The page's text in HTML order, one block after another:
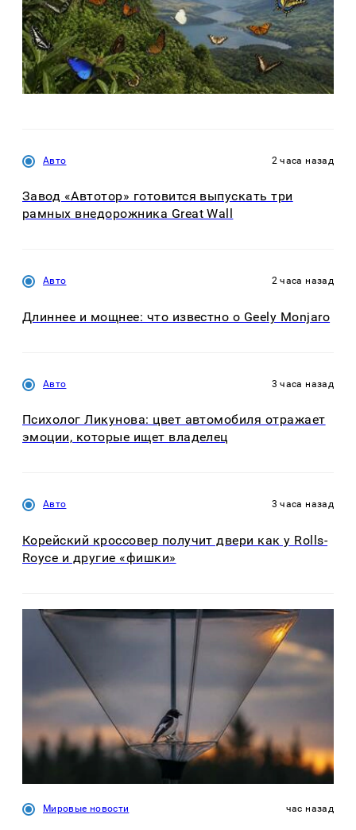
Авто 2 часа назад
Завод «Автотор» готовится выпускать три
рамных внедорожника Great Wall
Авто 2 часа назад
Длиннее и мощнее: что известно о Geely Monjaro
Авто 3 часа назад
Психолог Ликунова: цвет автомобиля отражает
эмоции, которые ищет владелец
Авто 3 часа назад
Корейский кроссовер получит двери как у Rolls-
Royce и другие «фишки»
Мировые новости час назад